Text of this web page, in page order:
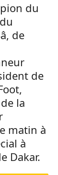
du
de
de
la
matin à
à
Dakar.